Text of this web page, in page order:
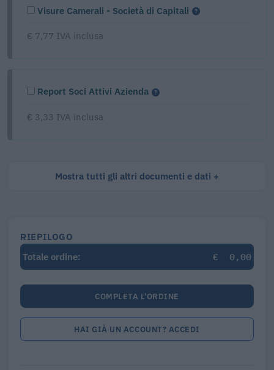
Visure Camerali - Società di Capitali
€ 7,77 IVA inclusa
Report Soci Attivi Azienda
€ 3,33 IVA inclusa
Mostra tutti gli altri documenti e dati
RIEPILOGO
Totale ordine:
€ 0,00
COMPLETA L'ORDINE
HAI GIÀ UN ACCOUNT? ACCEDI